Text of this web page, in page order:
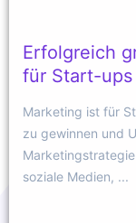
Erfolgreich
für Start-
Marketing ist für
zu gewinnen und
soziale Medien, ...